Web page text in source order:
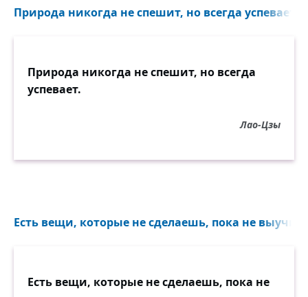
Природа никогда не спешит, но всегда успевает...
Природа никогда не спешит, но всегда
успевает.
Лао-Цзы
Есть вещи, которые не сделаешь, пока не
Есть вещи, которые не сделаешь, пока не